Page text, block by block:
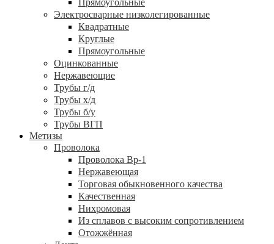
Электросварные низколегированные
Квадратные
Круглые
Прямоугольные
Оцинкованные
Нержавеющие
Трубы г/д
Трубы х/д
Трубы б/у
Трубы ВГП
Метизы
Проволока
Проволока Вр-1
Нержавеющая
Торговая обыкновенного качества
Качественная
Нихромовая
Из сплавов с высоким сопротивлением
Отожжённая